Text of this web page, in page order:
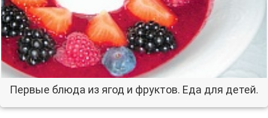
Первые блюда из ягод и фруктов. Еда для детей.